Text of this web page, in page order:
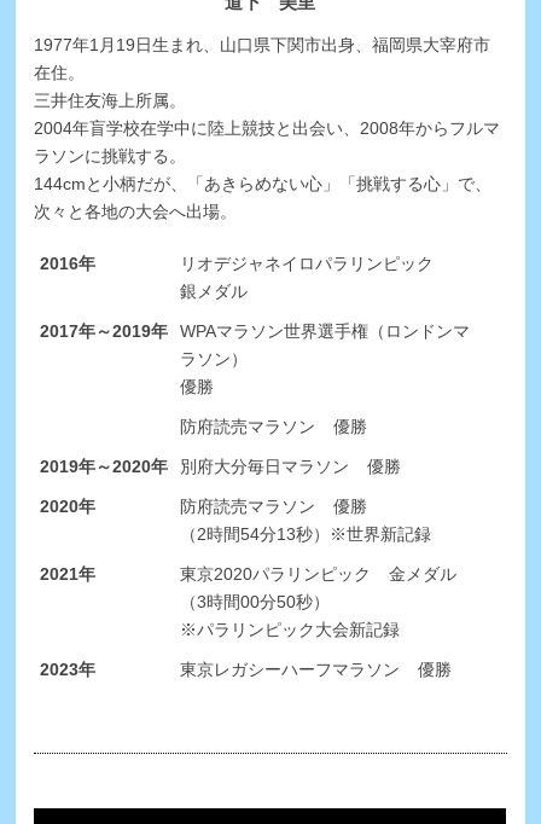
1977年1月19日生まれ、山口県下関市出身、福岡県大宰府市
在住。
三井住友海上所属。
2004年盲学校在学中に陸上競技と出会い、2008年からフルマ
ラソンに挑戦する。
144cmと小柄だが、「あきらめない心」「挑戦する心」で、
次々と各地の大会へ出場。
2016年
リオデジャネイロパラリンピック
銀メダル
2017年～2019年
WPAマラソン世界選手権（ロンドンマ
ラソン）
優勝
防府読売マラソン 優勝
2019年～2020年 別府大分毎日マラソン 優勝
2020年 防府読売マラソン
優勝
（2時間54分13秒） ※世界新記録
2021年 東京2020パラリンピック
金メダル
（3時間00分50秒）
※パラリンピック大会新記録
2023年 東京レガシーハーフマラソン 優勝